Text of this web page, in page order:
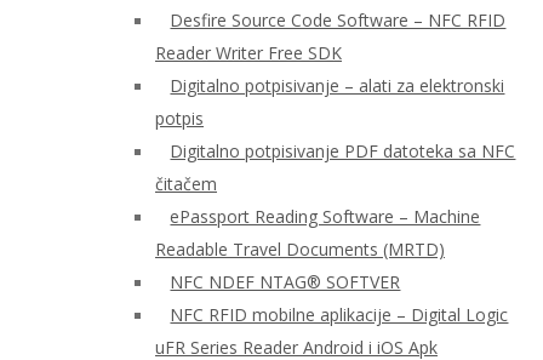
Desfire Source Code Software – NFC RFID
Reader Writer Free SDK
Digitalno potpisivanje – alati za elektronski
potpis
Digitalno potpisivanje PDF datoteka sa NFC
čitačem
ePassport Reading Software – Machine
Readable Travel Documents (MRTD)
NFC NDEF NTAG® SOFTVER
NFC RFID mobilne aplikacije – Digital Logic
uFR Series Reader Android i iOS Apk